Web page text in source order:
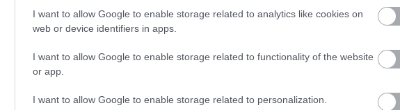
I want to allow Google to enable storage related to analytics like cookies on
web or device identifiers in apps.
I want to allow Google to enable storage related to functionality of the website
or app.
I want to allow Google to enable storage related to personalization.
maintenir l'élasticité de la peau et prévenir la sécheresse. Le
doit être adapté à votre type de peau.